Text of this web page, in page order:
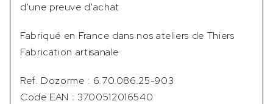
d'une preuve d'achat
Fabriqué en France dans nos ateliers de Thiers
Fabrication artisanale
Ref. Dozorme : 6.70.086.25-903
Code EAN : 3700512016540